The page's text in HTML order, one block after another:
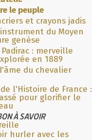
le peuple
et crayons jadis
du Moyen
genèse
: merveille
en 1889
du chevalier
l'Histoire de France :
pour glorifier le
À SAVOIR
hurler avec les